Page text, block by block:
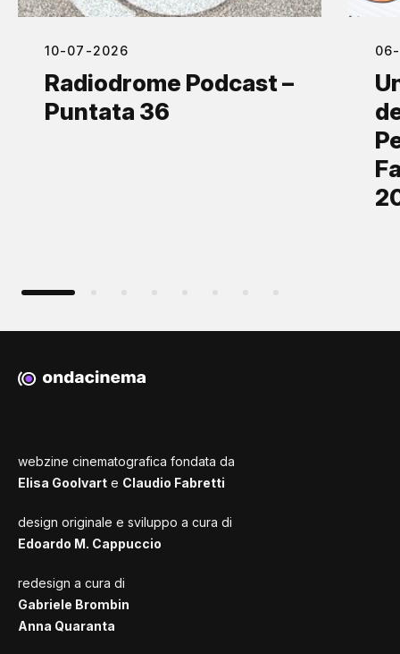
10-07-2026
Radiodrome Podcast –
Puntata 36
webzine cinematografica fondata da
Elisa Goolvart e Claudio Fabretti
design originale e sviluppo a cura di
Edoardo M. Cappuccio
redesign a cura di
Gabriele Brombin
Anna Quaranta